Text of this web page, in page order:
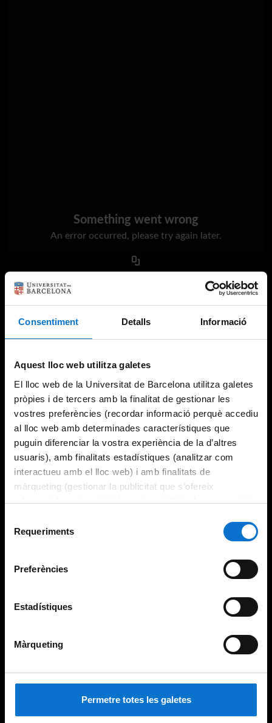
Consentiment Detalls Informació
Aquest lloc web utilitza galetes
El lloc web de la Universitat de Barcelona utilitza galetes
pròpies i de tercers amb la finalitat de gestionar les
vostres preferències (recordar informació perquè accediu
al lloc web amb determinades característiques que
puguin diferenciar la vostra experiència de la d’altres
usuaris), amb finalitats estadístiques (analitzar com
interactueu amb el lloc web) i amb finalitats de
màrqueting (gestionar la publicitat que s’ofereix
adequant-la en funció dels vostres hàbits de navegació).
consultar laPolítica de galetes del lloc web de la
Requeriments
Preferències
Estadístiques
Màrqueting
Permetre totes les galetes
Something went wrong
An error occurred, please try again later.